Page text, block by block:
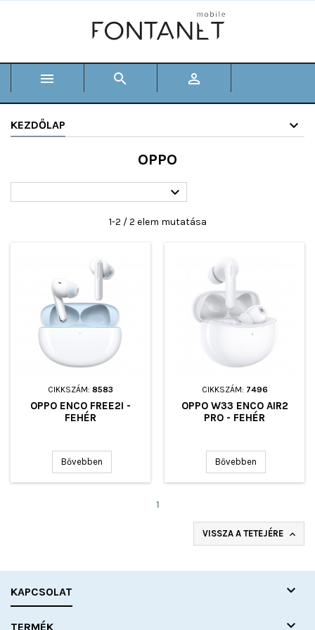
  
KEZDŐLAP
OPPO

1-2 / 2 elem mutatása
CIKKSZÁM: 8583
OPPO ENCO FREE2I -
FEHÉR
Bővebben
CIKKSZÁM: 7496
OPPO W33 ENCO AIR2
PRO - FEHÉR
Bővebben
1
VISSZA A TETEJÉRE 
KAPCSOLAT 
TERMÉK 